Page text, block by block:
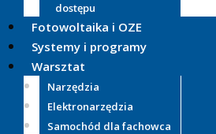
dostępu
Fotowoltaika i OZE
Systemy i programy
Warsztat
Narzędzia
Elektronarzędzia
Samochód dla fachowca